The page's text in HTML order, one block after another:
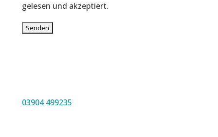
gelesen und akzeptiert.
03904 499235